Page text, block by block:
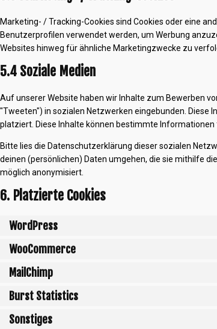
Marketing- / Tracking-Cookies sind Cookies oder eine
Benutzerprofilen verwendet werden, um Werbung
Websites hinweg für ähnliche Marketingzwecke zu
5.4 Soziale Medien
Auf unserer Website haben wir Inhalte zum Bewerben
"Tweeten") in sozialen Netzwerken eingebunden. Diese
platziert. Diese Inhalte können bestimmte
Bitte lies die Datenschutzerklärung dieser sozialen
deinen (persönlichen) Daten umgehen, die sie mithilfe
möglich anonymisiert.
6. Platzierte Cookies
WordPress
WooCommerce
MailChimp
Burst Statistics
Sonstiges